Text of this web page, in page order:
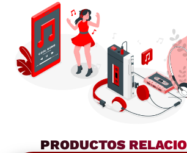
PRODUCTOS